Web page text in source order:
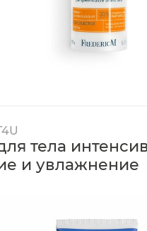
тела
и увлажнение